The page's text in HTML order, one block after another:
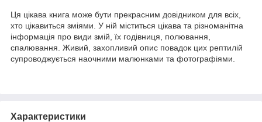
Ця цікава книга може бути прекрасним довідником для всіх,
хто цікавиться зміями. У ній міститься цікава та різноманітна
інформація про види змій, їх годівниця, полювання,
спалювання. Живий, захопливий опис повадок цих рептилій
супроводжується наочними малюнками та фотографіями.
Характеристики